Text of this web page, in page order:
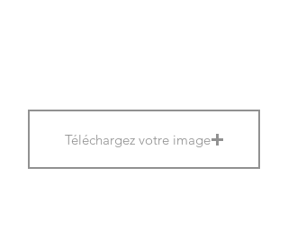
Téléchargez votre image